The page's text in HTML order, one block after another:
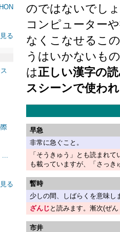
る
...
る
のではないでし
コンピューター
なくこなせるこ
うはいかないも
は正しい漢字の
スシーンで使わ
早急
非常に急ぐこと。
「そうきゅう」とも読まれて
も載っていますが、「さっ
暫時
少しの間、しばらくを意味し
ざんじ と読みます。漸次(ぜ
市井